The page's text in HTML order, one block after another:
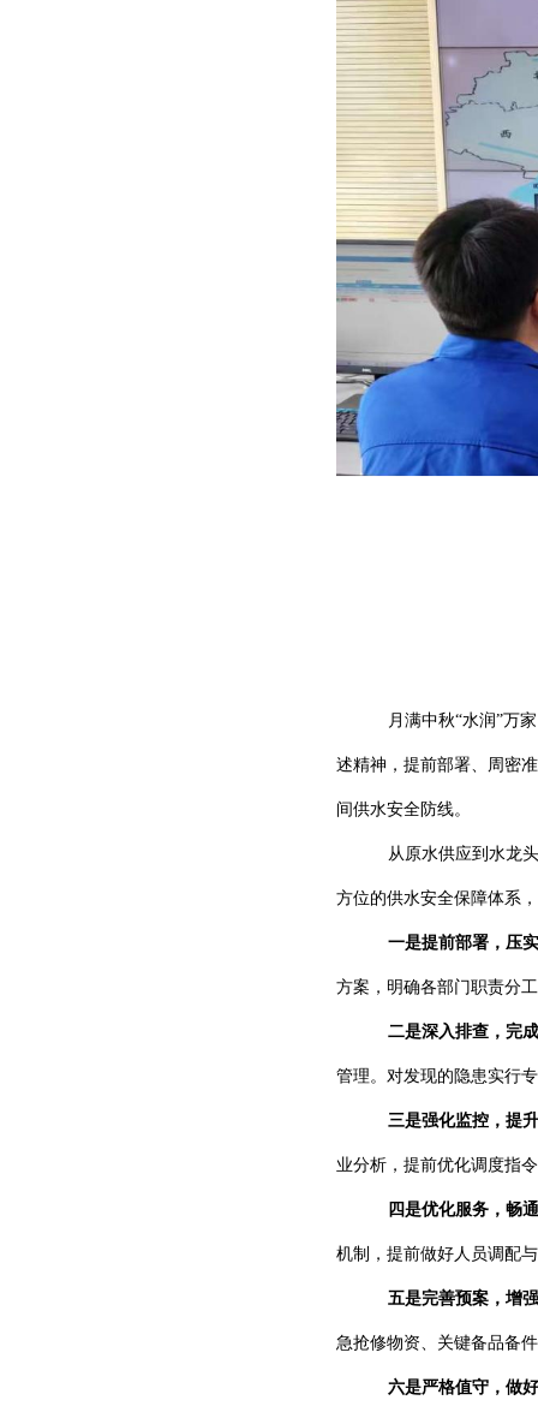
月满中秋“水润”万
述精神，提前部署、周密
间供水安全防线。
从原水供应到水龙
方位的供水安全保障体系
一是提前部署，压
方案，明确各部门职责分
二是深入排查，完
管理。对发现的隐患实行
三是强化监控，提
业分析，提前优化调度指
四是优化服务，畅
机制，提前做好人员调配
五是完善预案，增
急抢修物资、关键备品备
六是严格值守，做